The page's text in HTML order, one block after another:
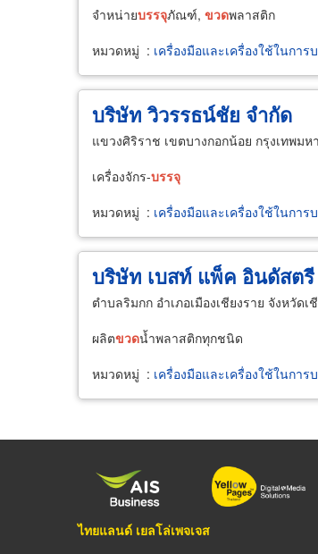
จำหน่ายบรรจุภัณฑ์, ขวดพลาสติก
หมวดหมู่ : เครื่องมือและเครื่องใช้ในการ
บริษัท วิวรรธน์ชัย จำกัด
แขวงศิริราช เขตบางกอกน้อย กรุงเทพมห
เครื่องจักร-บรรจุ
หมวดหมู่ : เครื่องมือและเครื่องใช้ในการ
บริษัท เบสท์ แพ็ค อินดัสต
ตำบลริมกก อำเภอเมืองเชียงราย จังหวัดเ
ผลิตขวดน้ำพลาสติกทุกชนิด
หมวดหมู่ : เครื่องมือและเครื่องใช้ในการ
ไทยแลนด์ เยลโล่เพจเจส